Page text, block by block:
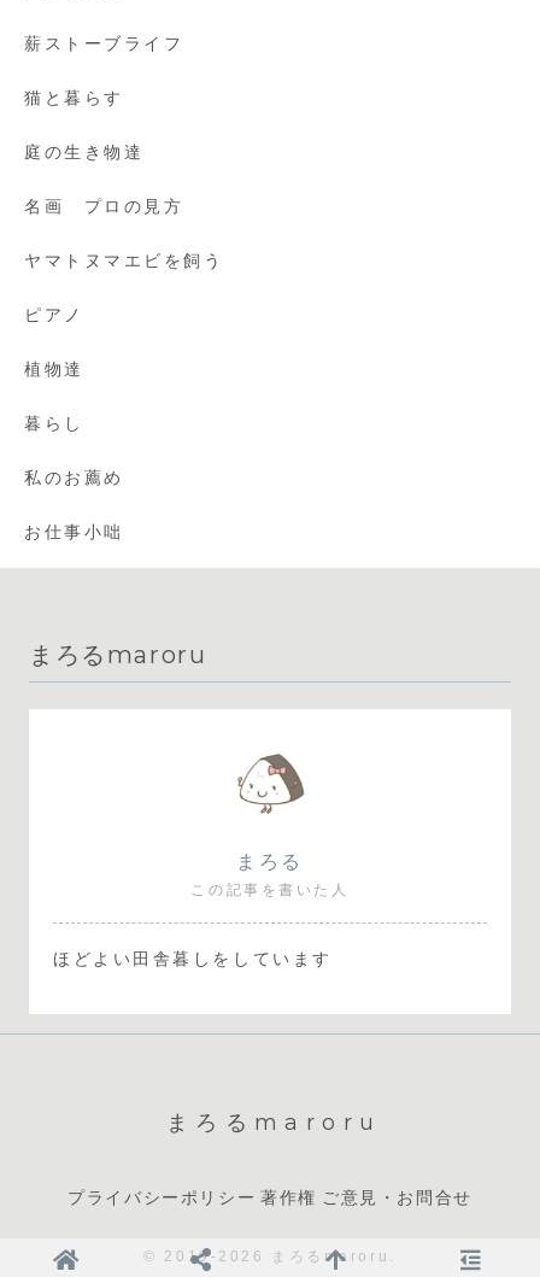
薪ストーブライフ
猫と暮らす
庭の生き物達
名画 プロの見方
ヤマトヌマエビを飼う
ピアノ
植物達
暮らし
私のお薦め
お仕事小咄
まろるmaroru
まろる
この記事を書いた人
ほどよい田舎暮しをしています
まろるmaroru
プライバシーポリシー 著作権 ご意見・お問合せ
© 2019-2026 まろるmaroru.